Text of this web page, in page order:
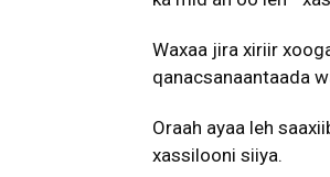
Waxaa jira xiriir
qanacsanaantaada
Oraah ayaa leh
xassilooni siiya.